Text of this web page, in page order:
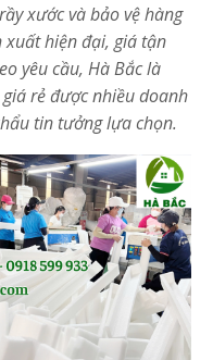
xước và bảo vệ hàng
xuất hiện đại, giá tận
yêu cầu, Hà Bắc là
rẻ được nhiều doanh
tin tưởng lựa chọn.